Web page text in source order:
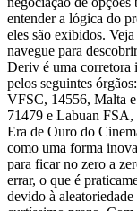
entender a lógica do
eles são exibidos.
navegue para
Deriv é uma corretora
pelos seguintes
VFSC, 14556, Malta
71479 e Labuan
Era de Ouro do
como uma forma
para ficar no zero a
errar, o que é
devido à